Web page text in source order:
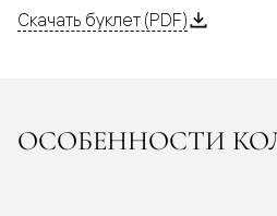
Скачать буклет (PDF)
ОСОБЕННОСТИ